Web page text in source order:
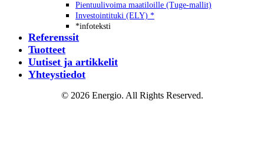
Pientuulivoima maatiloille (Tuge-mallit)
Investointituki (ELY) *
*infoteksti
Referenssit
Tuotteet
Uutiset ja artikkelit
Yhteystiedot
© 2026 Energio. All Rights Reserved.